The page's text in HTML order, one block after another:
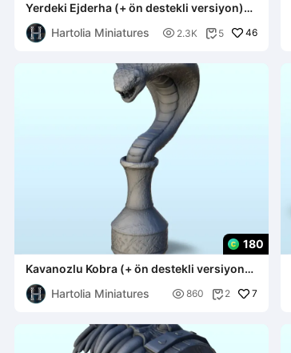
Yerdeki Ejderha (+ ön destekli versiyon)
(5) - miniatu
Hartolia Miniatures
 2.3K  5 46
180
Kavanozlu Kobra (+ ön destekli versiyon)
(3) - minyatürler wa
Hartolia Miniatures
 860  2 7